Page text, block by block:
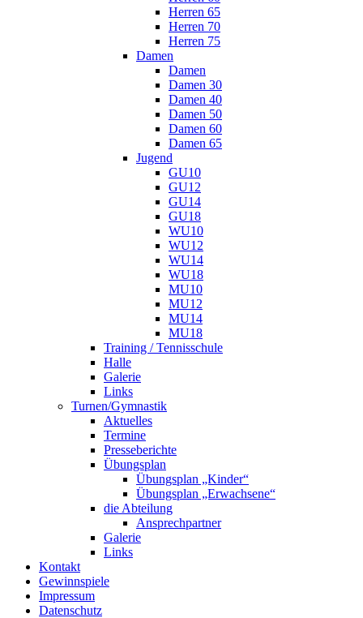
Herren 65
Herren 70
Herren 75
Damen
Damen
Damen 30
Damen 40
Damen 50
Damen 60
Damen 65
Jugend
GU10
GU12
GU14
GU18
WU10
WU12
WU14
WU18
MU10
MU12
MU14
MU18
Training / Tennisschule
Halle
Galerie
Links
Turnen/Gymnastik
Aktuelles
Termine
Presseberichte
Übungsplan
Übungsplan „Kinder“
Übungsplan „Erwachsene“
die Abteilung
Ansprechpartner
Galerie
Links
Kontakt
Gewinnspiele
Impressum
Datenschutz